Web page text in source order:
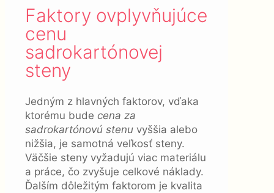
Faktory ovplyvňujúce
cenu
sadrokartónovej
steny
Jedným z hlavných faktorov, vďaka
ktorému bude cena za
sadrokartónovú stenu vyššia alebo
nižšia, je samotná veľkosť steny.
Väčšie steny vyžadujú viac materiálu
a práce, čo zvyšuje celkové náklady.
Ďalším dôležitým faktorom je kvalita